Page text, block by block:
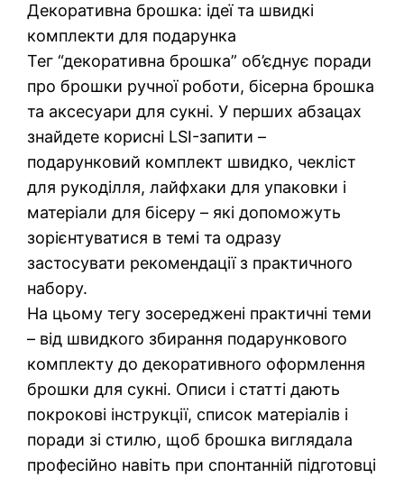
Декоративна брошка: ідеї та швидкі
комплекти для подарунка
Тег “декоративна брошка” об’єднує поради
про брошки ручної роботи, бісерна брошка
та аксесуари для сукні. У перших абзацах
знайдете корисні LSI-запити –
подарунковий комплект швидко, чекліст
для рукоділля, лайфхаки для упаковки і
матеріали для бісеру – які допоможуть
зорієнтуватися в темі та одразу
застосувати рекомендації з практичного
набору.
На цьому тегу зосереджені практичні теми
– від швидкого збирання подарункового
комплекту до декоративного оформлення
брошки для сукні. Описи і статті дають
покрокові інструкції, список матеріалів і
поради зі стилю, щоб брошка виглядала
професійно навіть при спонтанній підготовці